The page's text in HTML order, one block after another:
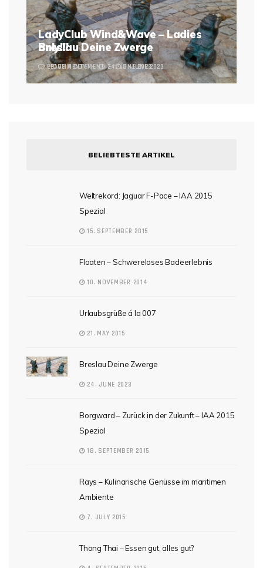
Breslau Deine Zwerge
2 COMMENTS 24. JUNE 2023
LadyClub Wind&Wave – Ladies
only!!!
LEAVE A COMMENT 6. JUNE 2023
BELIEBTESTE ARTIKEL
Weltrekord: Jaguar F-Pace – IAA 2015
Spezial
15. SEPTEMBER 2015
Floaten – Schwereloses Badeerlebnis
10. NOVEMBER 2014
Urlaubsgrüße á la 007
21. MAY 2015
Breslau Deine Zwerge
24. JUNE 2023
Borgward – Zurück in der Zukunft – IAA 2015
Spezial
18. SEPTEMBER 2015
Rays – Kulinarische Genüsse im maritimen
Ambiente
7. JULY 2015
Thong Thai – Essen gut, alles gut?